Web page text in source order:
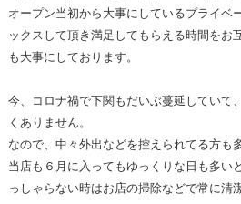
オープン当初から大事にしているプライベ
ックスして頂き満足してもらえる時間をお
も大事にしております。
今、コロナ禍で下関もだいぶ蔓延していて
くありません。
なので、中々外出などを控えられてる方も
当店も６月に入ってもゆっくりな日も多い
っしゃらない時はお店の掃除などで常に清